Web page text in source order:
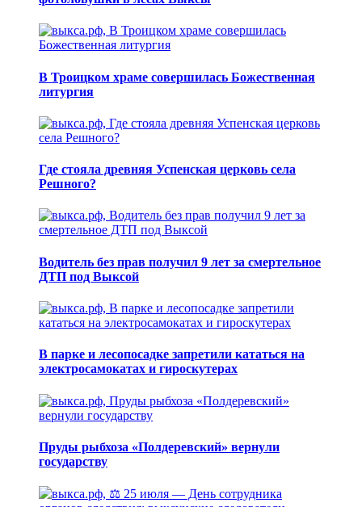
В Троицком храме совершилась Божественная
литургия
Где стояла древняя Успенская церковь села
Решного?
Водитель без прав получил 9 лет за смертельное
ДТП под Выксой
В парке и лесопосадке запретили кататься на
электросамокатах и гироскутерах
Пруды рыбхоза «Полдеревский» вернули
государству